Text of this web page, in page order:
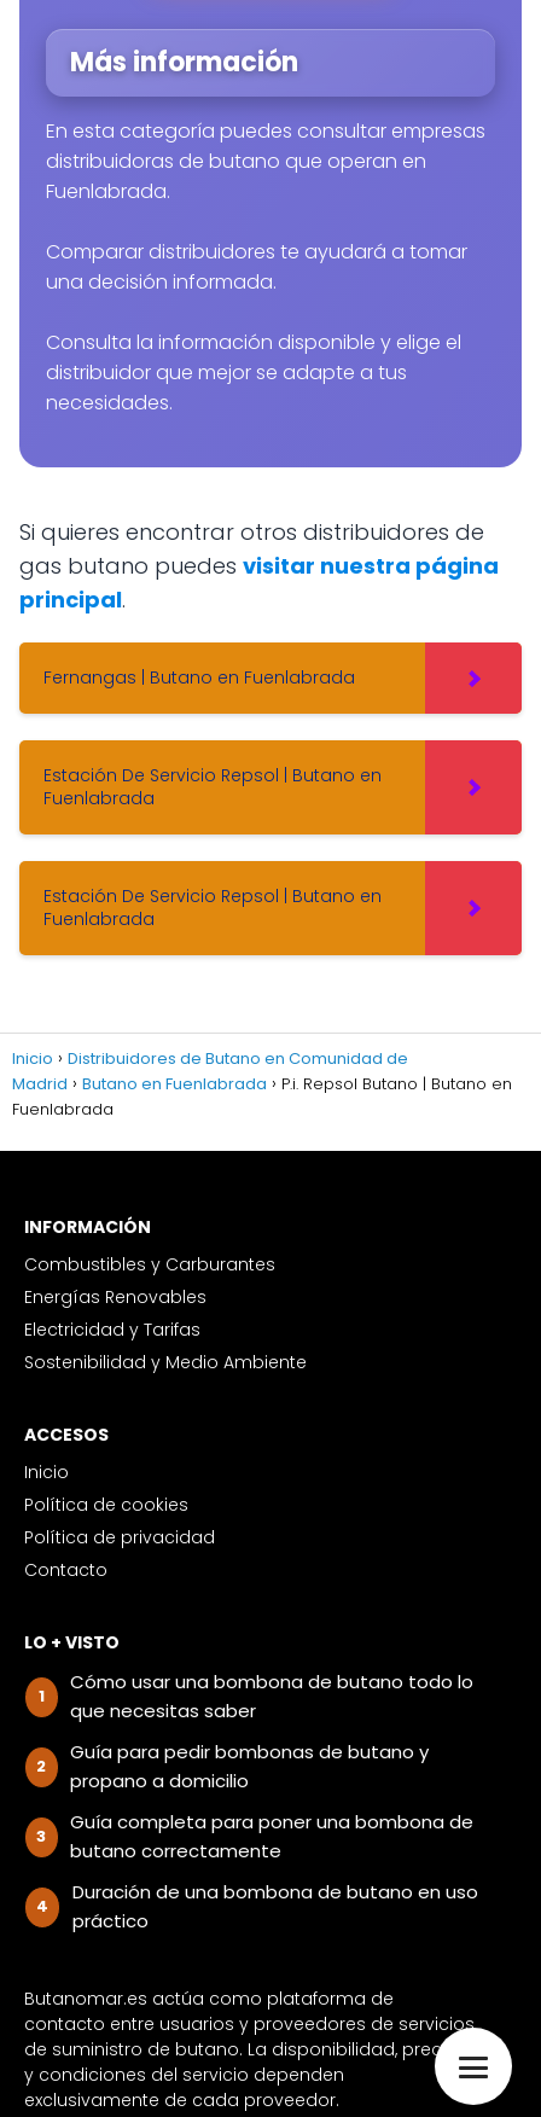
Más información
En esta categoría puedes consultar empresas
distribuidoras de butano que operan en
Fuenlabrada.
Comparar distribuidores te ayudará a tomar
una decisión informada.
Consulta la información disponible y elige el
distribuidor que mejor se adapte a tus
necesidades.
Si quieres encontrar otros distribuidores de
gas butano puedes visitar nuestra página
principal.
Fernangas | Butano en Fuenlabrada
Estación De Servicio Repsol | Butano en
Fuenlabrada
Estación De Servicio Repsol | Butano en
Fuenlabrada
Inicio
Distribuidores de Butano en Comunidad de
Madrid
Butano en Fuenlabrada
P.i. Repsol Butano | Butano en
Fuenlabrada
INFORMACIÓN
Combustibles y Carburantes
Energías Renovables
Electricidad y Tarifas
Sostenibilidad y Medio Ambiente
ACCESOS
Inicio
Política de cookies
Política de privacidad
Contacto
LO + VISTO
Cómo usar una bombona de butano todo lo
que necesitas saber
Guía para pedir bombonas de butano y
propano a domicilio
Guía completa para poner una bombona de
butano correctamente
Duración de una bombona de butano en uso
práctico
Butanomar.es actúa como plataforma de
contacto entre usuarios y proveedores de servicios
de suministro de butano. La disponibilidad, precios
y condiciones del servicio dependen
exclusivamente de cada proveedor.